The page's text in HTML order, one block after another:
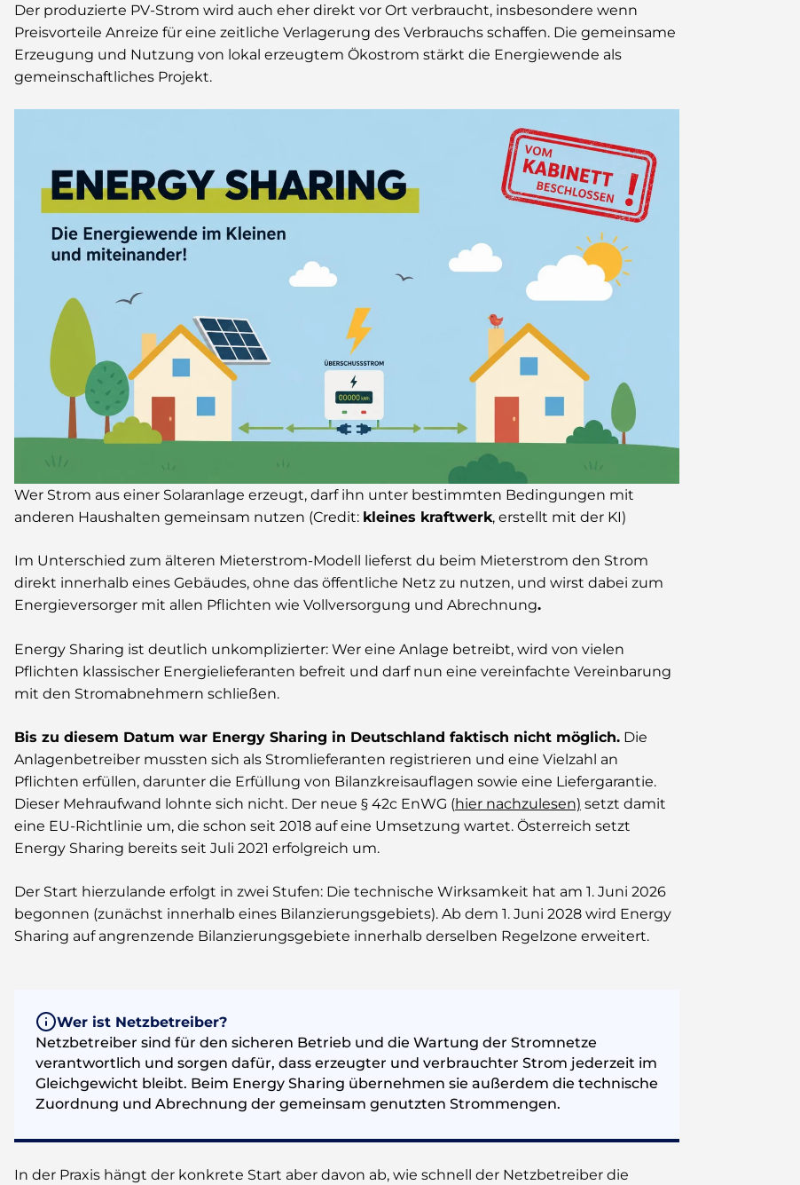
Der produzierte PV-Strom wird auch eher direkt vor Ort verbraucht, insbesondere wenn
Preisvorteile Anreize für eine zeitliche Verlagerung des Verbrauchs schaffen. Die gemeinsame
Erzeugung und Nutzung von lokal erzeugtem Ökostrom stärkt die Energiewende als
gemeinschaftliches Projekt.
Wer Strom aus einer Solaranlage erzeugt, darf ihn unter bestimmten Bedingungen mit
anderen Haushalten gemeinsam nutzen (Credit: kleines kraftwerk, erstellt mit der KI)
Im Unterschied zum älteren Mieterstrom-Modell lieferst du beim Mieterstrom den Strom
direkt innerhalb eines Gebäudes, ohne das öffentliche Netz zu nutzen, und wirst dabei zum
Energieversorger mit allen Pflichten wie Vollversorgung und Abrechnung.
Energy Sharing ist deutlich unkomplizierter: Wer eine Anlage betreibt, wird von vielen
Pflichten klassischer Energielieferanten befreit und darf nun eine vereinfachte Vereinbarung
mit den Stromabnehmern schließen.
Bis zu diesem Datum war Energy Sharing in Deutschland faktisch nicht möglich. Die
Anlagenbetreiber mussten sich als Stromlieferanten registrieren und eine Vielzahl an
Pflichten erfüllen, darunter die Erfüllung von Bilanzkreisauflagen sowie eine Liefergarantie.
Dieser Mehraufwand lohnte sich nicht. Der neue § 42c EnWG (hier nachzulesen) setzt damit
eine EU-Richtlinie um, die schon seit 2018 auf eine Umsetzung wartet. Österreich setzt
Energy Sharing bereits seit Juli 2021 erfolgreich um.
Der Start hierzulande erfolgt in zwei Stufen: Die technische Wirksamkeit hat am 1. Juni 2026
begonnen (zunächst innerhalb eines Bilanzierungsgebiets). Ab dem 1. Juni 2028 wird Energy
Sharing auf angrenzende Bilanzierungsgebiete innerhalb derselben Regelzone erweitert.
Wer ist Netzbetreiber?
Netzbetreiber sind für den sicheren Betrieb und die Wartung der Stromnetze
verantwortlich und sorgen dafür, dass erzeugter und verbrauchter Strom jederzeit im
Gleichgewicht bleibt. Beim Energy Sharing übernehmen sie außerdem die technische
Zuordnung und Abrechnung der gemeinsam genutzten Strommengen.
In der Praxis hängt der konkrete Start aber davon ab, wie schnell der Netzbetreiber die